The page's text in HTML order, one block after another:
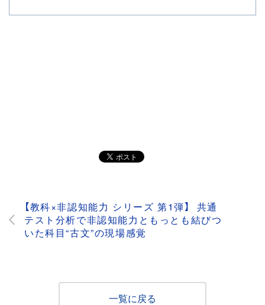
【教科×非認知能力 シリーズ 第1弾】 共通
テスト分析で非認知能力ともっとも結びつ
いた科目“古文”の現場感覚
一覧に戻る